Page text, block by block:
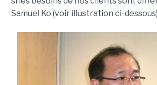
Samuel Ko (voir illustration ci-